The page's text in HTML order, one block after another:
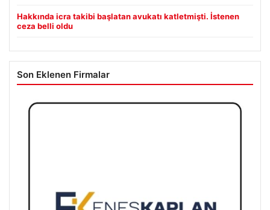
Hakkında icra takibi başlatan avukatı katletmişti. İstenen
ceza belli oldu
Son Eklenen Firmalar